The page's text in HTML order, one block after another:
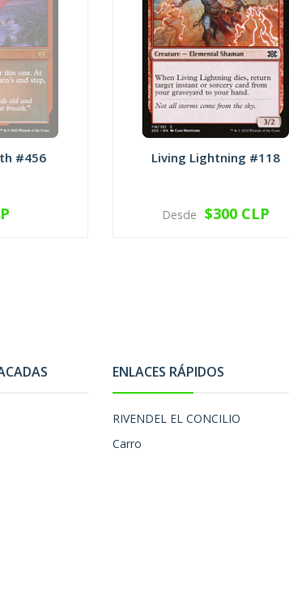
#456 Living Lightning #118
VER OPCIONES
Desde $300 CLP
ENLACES RÁPIDOS
RIVENDEL EL CONCILIO
Carro